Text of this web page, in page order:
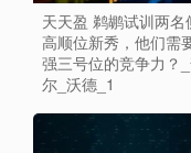
天天盈 鹈鹕试训两名
高顺位新秀，他们需
强三号位的竞争力？
尔_沃德_1